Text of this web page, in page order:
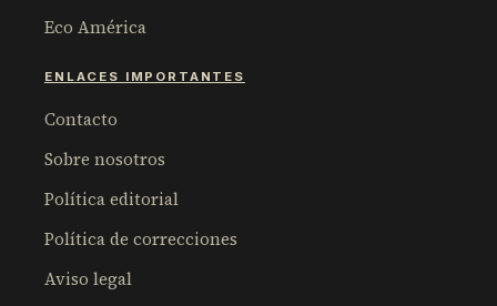
Eco América
ENLACES IMPORTANTES
Contacto
Sobre nosotros
Política editorial
Política de correcciones
Aviso legal